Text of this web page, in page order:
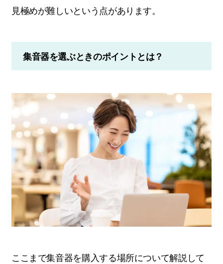
見極めが難しいという点があります。
集音器を選ぶときのポイントとは？
ここまで集音器を購入する場所について解説して